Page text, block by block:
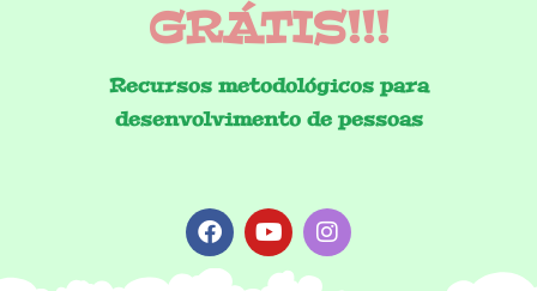
GRÁTIS!!!
Recursos metodológicos para
desenvolvimento de pessoas